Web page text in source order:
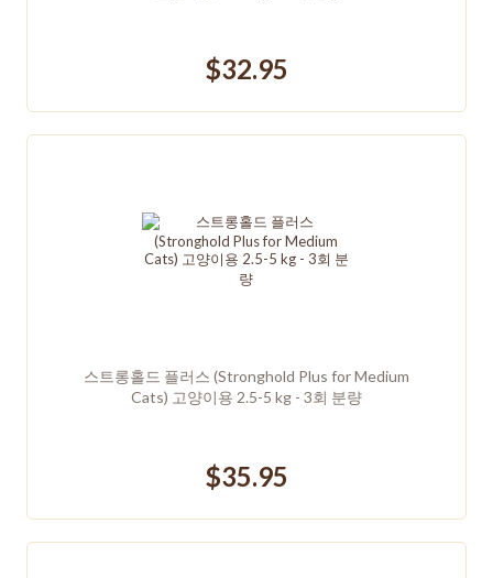
$32.95
스트롱홀드 플러스 (Stronghold Plus for Medium
Cats) 고양이용 2.5-5 kg - 3회 분량
$35.95